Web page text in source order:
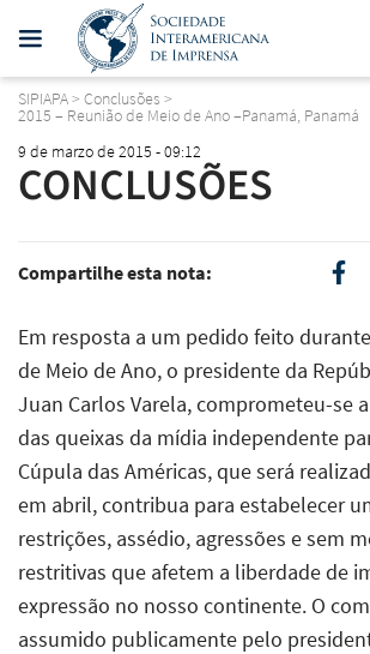
SIPIAPA> Conclusões >
2015 – Reunião de Meio de Ano –Panamá, Panamá
9 de marzo de 2015 - 09:12
CONCLUSÕES
Compartilhe esta nota:
Em resposta a um pedido feito
de Meio de Ano, o presidente da
Juan Carlos Varela, comprometeu-se
das queixas da mídia independente
Cúpula das Américas, que será
em abril, contribua para estabelecer
restrições, assédio, agressões e sem
restritivas que afetem a liberdade de
expressão no nosso continente. O
assumido publicamente pelo